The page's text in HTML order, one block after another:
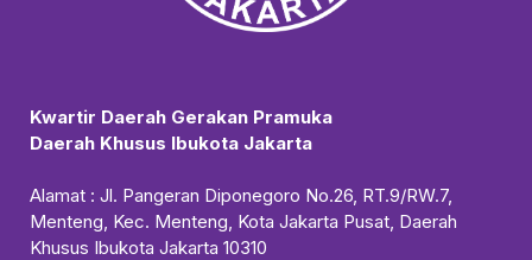
Kwartir Daerah Gerakan Pramuka
Daerah Khusus Ibukota Jakarta
Alamat : Jl. Pangeran Diponegoro No.26, RT.9/RW.7,
Menteng, Kec. Menteng, Kota Jakarta Pusat, Daerah
Khusus Ibukota Jakarta 10310